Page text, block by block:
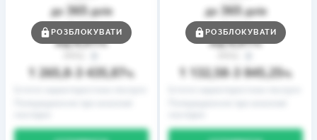
до 365днів
Ставка
від0,01%
1 265,8 3 435,87%
РОЗБЛОКУВАТИ
до 365днів
Ставка
від0,01%
1 132,58 3 845,25%
РОЗБЛОКУВАТИ